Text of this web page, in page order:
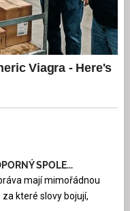
SPOLE...
mají mimořádnou
které slovy bojují,